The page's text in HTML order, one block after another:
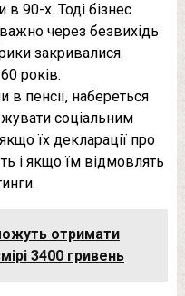
90-х. Тоді бізнес
через безвихідь
закривалися.
років.
пенсії, набереться
соціальним
їх декларації про
і якщо їм відмовлять
отримати
3400 гривень